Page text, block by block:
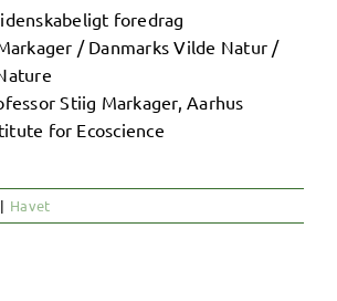
foredrag
/ Danmarks Vilde Natur /
Stiig Markager, Aarhus
for Ecoscience
| Havet